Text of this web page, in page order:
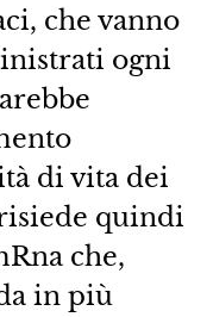
che vanno
ogni
di vita dei
quindi
che,
in più